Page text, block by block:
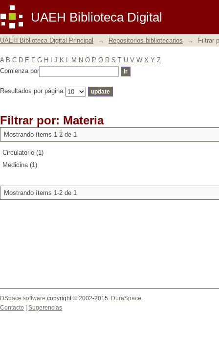
UAEH Biblioteca Digital
Filtrar por: Materia
UAEH Biblioteca Digital Principal → Repositorios bibliotecarios → Filtrar
A B C D E F G H J K L M N O P Q R S T U V W X Y Z
Comienza por
Resultados por página:
Filtrar por: Materia
Mostrando ítems 1-2 de 1
Circulatorio (1)
Medicina (1)
Mostrando ítems 1-2 de 1
DSpace software copyright © 2002-2015
DuraSpace
Contacto
Sugerencias